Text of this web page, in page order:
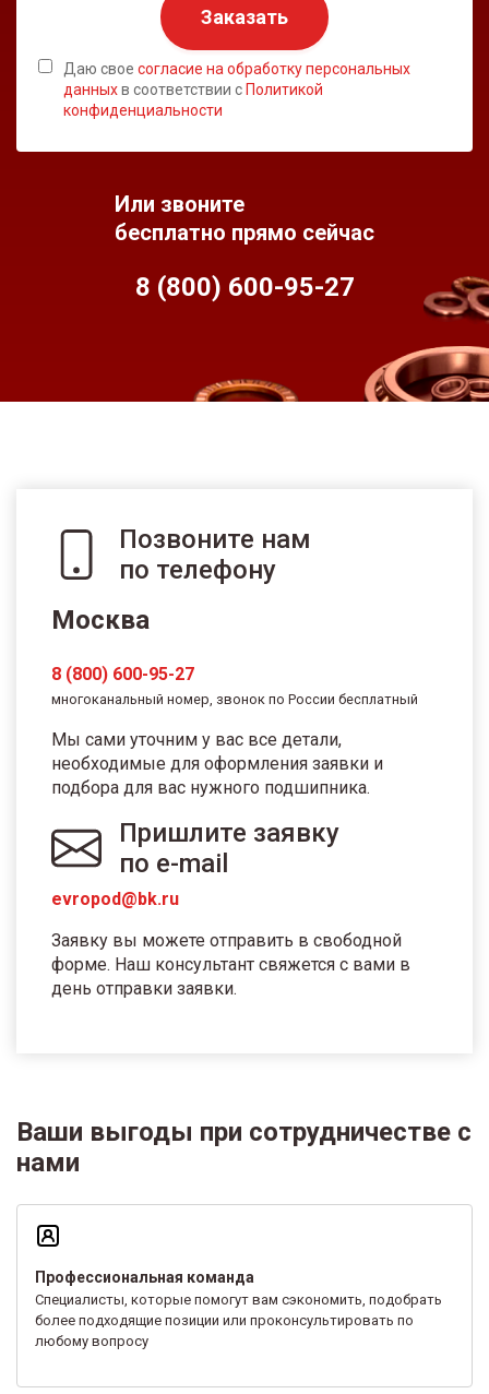
Заказать
Даю свое согласие на обработку персональных
данныхв соответствии с Политикой
конфиденциальности
Или звоните
бесплатно прямо сейчас
8 (800) 600-95-27
Позвоните нам
по телефону
Москва
8 (800) 600-95-27
многоканальный номер, звонок по России бесплатный
Мы сами уточним у вас все детали,
необходимые для оформления заявки и
подбора для вас нужного подшипника.
Пришлите заявку
по e-mail
evropod@bk.ru
Заявку вы можете отправить в свободной
форме. Наш консультант свяжется с вами в
день отправки заявки.
Ваши выгоды при сотрудничестве с
нами
Профессиональная команда
Специалисты, которые помогут вам сэкономить, подобрать
более подходящие позиции или проконсультировать по
любому вопросу